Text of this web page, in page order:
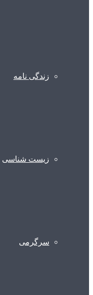
زندگی نامه
زیست شناسی
سرگرمی